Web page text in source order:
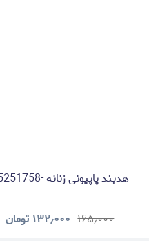
هدبند پاپیونی زنانه -15251758
۱۶۵٫۰۰۰ ۱۳۲٫۰۰۰ تومان